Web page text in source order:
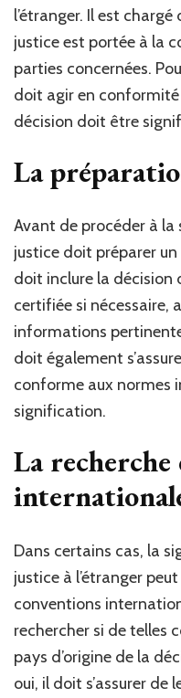
l’étranger. Il est
justice est portée à la
parties concernées.
doit agir en conformité
décision doit être
La
Avant de procéder à la
justice doit préparer
doit inclure la décision
certifiée si nécessaire,
informations
doit également
conforme aux normes
signification.
La recherche
Dans certains cas, la
justice à l’étranger
conventions
rechercher si de telles
pays d’origine de la
oui, il doit s’assurer de